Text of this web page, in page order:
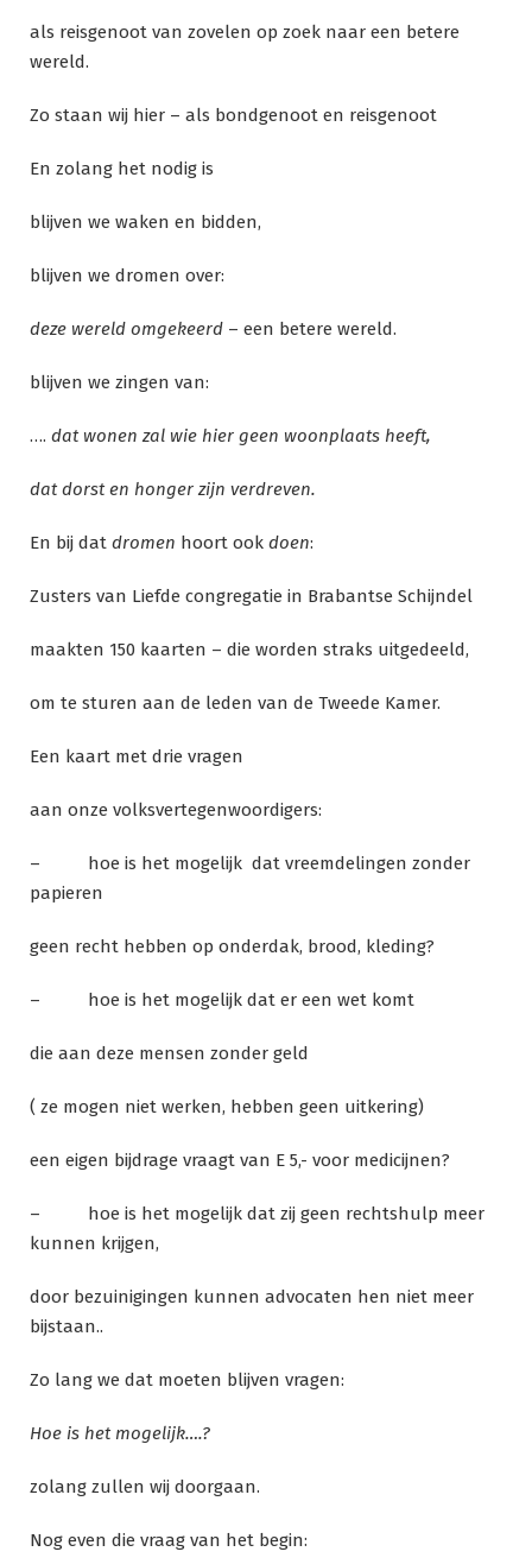
als reisgenoot van zovelen op zoek naar een betere
wereld.
Zo staan wij hier – als bondgenoot en reisgenoot
En zolang het nodig is
blijven we waken en bidden,
blijven we dromen over:
deze wereld omgekeerd – een betere wereld.
blijven we zingen van:
…. dat wonen zal wie hier geen woonplaats heeft,
dat dorst en honger zijn verdreven.
En bij dat dromen hoort ook doen:
Zusters van Liefde congregatie in Brabantse Schijndel
maakten 150 kaarten – die worden straks uitgedeeld,
om te sturen aan de leden van de Tweede Kamer.
Een kaart met drie vragen
aan onze volksvertegenwoordigers:
– hoe is het mogelijk dat vreemdelingen zonder
papieren
geen recht hebben op onderdak, brood, kleding?
– hoe is het mogelijk dat er een wet komt
die aan deze mensen zonder geld
( ze mogen niet werken, hebben geen uitkering)
een eigen bijdrage vraagt van E 5,- voor medicijnen?
– hoe is het mogelijk dat zij geen rechtshulp meer
kunnen krijgen,
door bezuinigingen kunnen advocaten hen niet meer
bijstaan..
Zo lang we dat moeten blijven vragen:
Hoe is het mogelijk….?
zolang zullen wij doorgaan.
Nog even die vraag van het begin: